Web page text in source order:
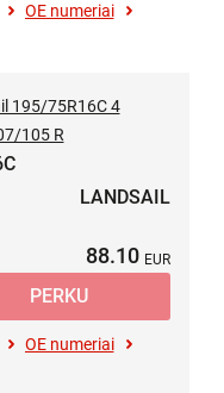
OE numeriai
195/75R16C 4
105 R
LANDSAIL
88.10
OE numeriai